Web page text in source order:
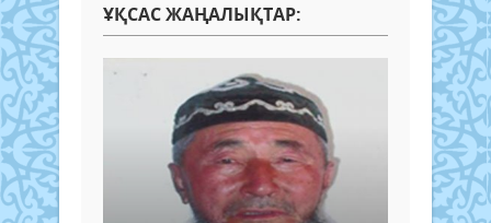
ҰҚСАС ЖАҢАЛЫҚТАР: